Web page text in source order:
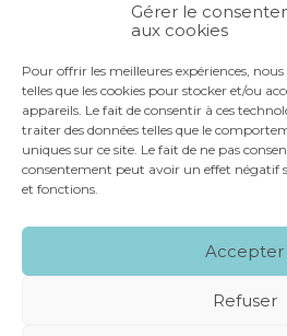
Gérer le
aux cookies
Pour offrir les meilleures expériences,
telles que les cookies pour stocker et/ou
appareils. Le fait de consentir à ces
traiter des données telles que le
uniques sur ce site. Le fait de ne pas
consentement peut avoir un effet négatif
et fonctions.
Accepter
Refuser
FaceBook
TwitterLinkedIn
Footer
NOS
NOS SPÉCIALITÉS